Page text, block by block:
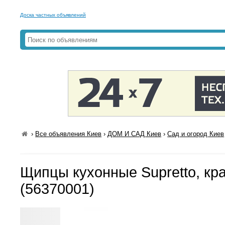
Доска частных объявлений
› Все объявления Киев ›ДОМ И САД Киев ›Сад и огород Киев
Щипцы кухонные Supretto,
(56370001)